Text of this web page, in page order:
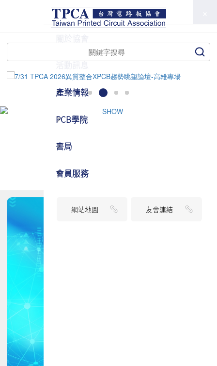
TPCA
活動訊息
產業情報
PCB學院
書局
會員服務
網站地圖 友會連結